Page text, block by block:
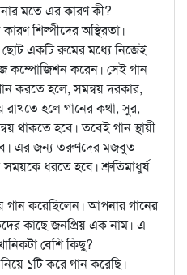
মতে এর কারণ কী?
শিল্পীদের অস্থিরতা।
ছোট একটি রুমের মধ্যে নিজেই
কম্পোজিশন করেন। সেই গান
করতে হলে, সমন্বয় দরকার,
রাখতে হলে গানের কথা, সুর,
থাকতে হবে। তবেই গান স্থায়ী
এর জন্য তরুণদের মজবুত
ধরতে হবে। শ্রুতিমাধুর্য
গান করেছিলেন। আপনার গানের
কাছে জনপ্রিয় এক নাম। এ
বেশি কিছু?
১টি করে গান করেছি।